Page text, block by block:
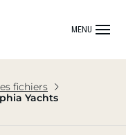
MENU
fichiers
Yachts